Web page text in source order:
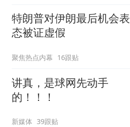
特朗普对伊朗最后机会表
态被证虚假
聚焦热点内幕 16跟贴
讲真，是球网先动手
的！！！
新媒体 39跟贴